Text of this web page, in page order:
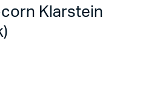
Klarstein